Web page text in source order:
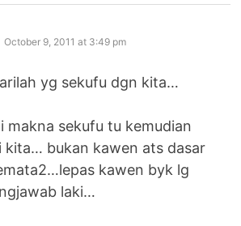
says:
October 9, 2011 at 3:49 pm
yg sekufu dgn kita…
makna sekufu tu kemudian
kita… bukan kawen ats dasar
kawen byk lg
laki…